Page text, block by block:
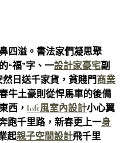
四溢。書法家們凝思聚
“福”字、一設計家豪宅副
日送千家貨，貧賤門商業
牛土豪則從悍馬車的後備
西， loft風室內設計小心翼
跑千里路，新春更上一身
起親子空間設計飛千里